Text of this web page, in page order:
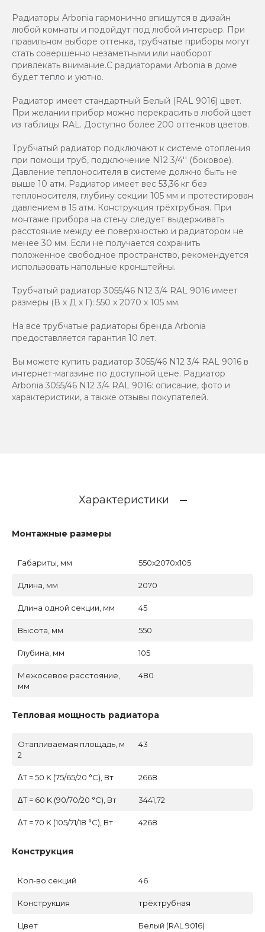
Радиаторы Arbonia гармонично впишутся в дизайн
любой комнаты и подойдут под любой интерьер. При
правильном выборе оттенка, трубчатые приборы могут
стать совершенно незаметными или наоборот
привлекать внимание.С радиаторами Аrbonia в доме
будет тепло и уютно.
Радиатор имеет стандартный Белый (RAL 9016) цвет.
При желании прибор можно перекрасить в любой цвет
из таблицы RAL. Доступно более 200 оттенков цветов.
Трубчатый радиатор подключают к системе отопления
при помощи труб, подключение N12 3/4'' (боковое).
Давление теплоносителя в системе должно быть не
выше 10 атм. Радиатор имеет вес 53,36 кг без
теплоносителя, глубину секции 105 мм и протестирован
давлением в 15 атм. Конструкция трёхтрубная. При
монтаже прибора на стену следует выдерживать
расстояние между ее поверхностью и радиатором не
менее 30 мм. Если не получается сохранить
положенное свободное пространство, рекомендуется
использовать напольные кронштейны.
Трубчатый радиатор 3055/46 N12 3/4 RAL 9016 имеет
размеры (В x Д x Г): 550 x 2070 x 105 мм.
На все трубчатые радиаторы бренда Аrbonia
предоставляется гарантия 10 лет.
Вы можете купить радиатор 3055/46 N12 3/4 RAL 9016 в
интернет-магазине по доступной цене. Радиатор
Arbonia 3055/46 N12 3/4 RAL 9016: описание, фото и
характеристики, а также отзывы покупателей.
Характеристики
Монтажные размеры
Габариты, мм 550x2070x105
Длина, мм 2070
Длина одной секции, мм 45
Высота, мм 550
Глубина, мм 105
Межосевое расстояние,
мм
480
Тепловая мощность радиатора
Отапливаемая площадь, м
2
43
ΔT = 50 K (75/65/20 °C), Вт 2668
ΔT = 60 K (90/70/20 °C), Вт 3441,72
ΔT = 70 K (105/71/18 °C), Вт 4268
Конструкция
Кол-во секций 46
Конструкция трёхтрубная
Цвет Белый (RAL 9016)